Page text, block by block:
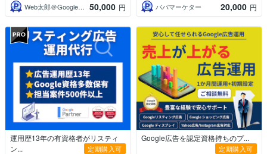
Web太郎＠Google認定パートナー
50,000 円
パパマーケター
20,000 円
運用歴13年の有資格者がリスティ
ン...
定期購入可
Google広告を認定資格持ちのプ...
定期購入可